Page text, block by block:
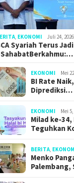
EKONOMI Juli 24, 2026
Syariah Terus Jadi
EKONOMI Mei
BI Rate
Diprediksi…
EKONOMI Mei
Milad ke-34,
Teguhkan
BERITA
Menko